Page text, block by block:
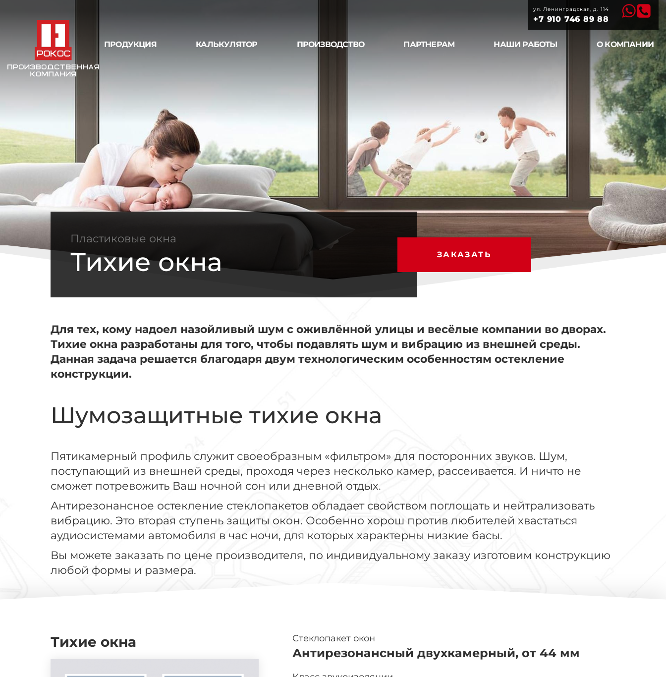
ул. Ленинградская, д. 114
+7 910 746 89 88
ma
ПРОДУКЦИЯ КАЛЬКУЛЯТОР ПРОИЗВОДСТВО ПАРТНЕРАМ НАШИ РАБОТЫ О КОМПАНИИ
Пластиковые окна
Тихие окна ЗАКАЗАТЬ
Для тех, кому надоел назойливый шум с оживлённой улицы и весёлые компании во дворах.
Тихие окна разработаны для того, чтобы подавлять шум и вибрацию из внешней среды.
Данная задача решается благодаря двум технологическим особенностям остекление
конструкции.
Шумозащитные тихие окна
Пятикамерный профиль служит своеобразным «фильтром» для посторонних звуков. Шум,
поступающий из внешней среды, проходя через несколько камер, рассеивается. И ничто не
сможет потревожить Ваш ночной сон или дневной отдых.
Антирезонансное остекление стеклопакетов обладает свойством поглощать и нейтрализовать
вибрацию. Это вторая ступень защиты окон. Особенно хорош против любителей хвастаться
аудиосистемами автомобиля в час ночи, для которых характерны низкие басы.
Вы можете заказать по цене производителя, по индивидуальному заказу изготовим конструкцию
любой формы и размера.
Тихие окна Стеклопакет окон
Антирезонансный двухкамерный, от 44 мм